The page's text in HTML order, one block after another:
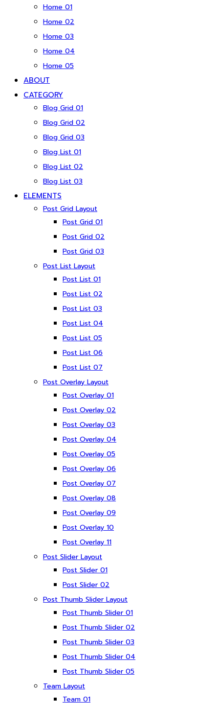
Home 01
Home 02
Home 03
Home 04
Home 05
ABOUT
CATEGORY
Blog Grid 01
Blog Grid 02
Blog Grid 03
Blog List 01
Blog List 02
Blog List 03
ELEMENTS
Post Grid Layout
Post Grid 01
Post Grid 02
Post Grid 03
Post List Layout
Post List 01
Post List 02
Post List 03
Post List 04
Post List 05
Post List 06
Post List 07
Post Overlay Layout
Post Overlay 01
Post Overlay 02
Post Overlay 03
Post Overlay 04
Post Overlay 05
Post Overlay 06
Post Overlay 07
Post Overlay 08
Post Overlay 09
Post Overlay 10
Post Overlay 11
Post Slider Layout
Post Slider 01
Post Slider 02
Post Thumb Slider Layout
Post Thumb Slider 01
Post Thumb Slider 02
Post Thumb Slider 03
Post Thumb Slider 04
Post Thumb Slider 05
Team Layout
Team 01